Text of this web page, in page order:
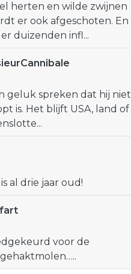
herten en wilde zwijnen
er ook afgeschoten. En
duizenden infl...
geluk spreken dat hij niet
is. Het blijft USA, land of
al drie jaar oud!
voor de